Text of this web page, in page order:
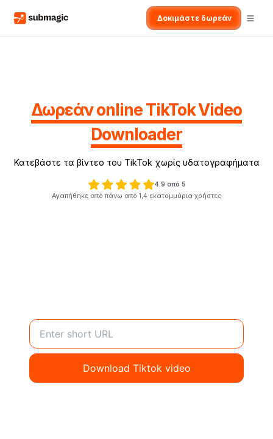
Δοκιμάστε δωρεάν
Δωρεάν online TikTok Video
Downloader
Κατεβάστε τα βίντεο του TikTok χωρίς υδατογραφήματα
4.9 από 5
Αγαπήθηκε από πάνω από 1,4 εκατομμύρια χρήστες